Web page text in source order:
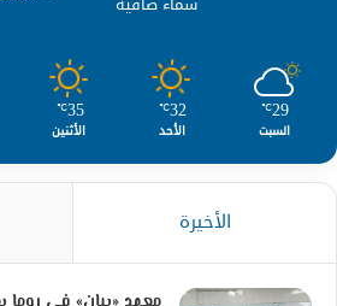
29
℃
السبت
32
℃
الأحد
35
℃
الأثنين
الأخيرة